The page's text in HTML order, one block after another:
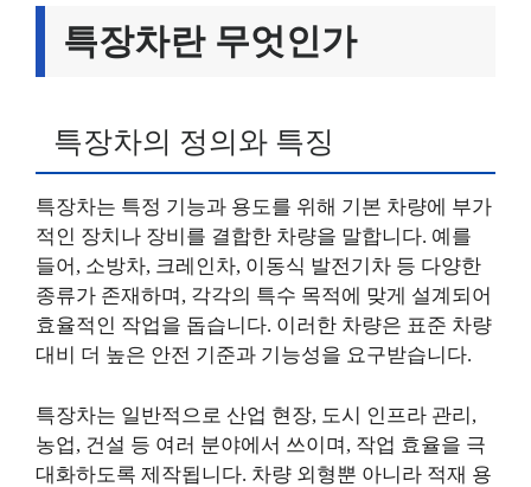
특장차란 무엇인가
특장차의 정의와 특징
특장차는 특정 기능과 용도를 위해 기본 차량에 부가
적인 장치나 장비를 결합한 차량을 말합니다. 예를
들어, 소방차, 크레인차, 이동식 발전기차 등 다양한
종류가 존재하며, 각각의 특수 목적에 맞게 설계되어
효율적인 작업을 돕습니다. 이러한 차량은 표준 차량
대비 더 높은 안전 기준과 기능성을 요구받습니다.
특장차는 일반적으로 산업 현장, 도시 인프라 관리,
농업, 건설 등 여러 분야에서 쓰이며, 작업 효율을 극
대화하도록 제작됩니다. 차량 외형뿐 아니라 적재 용